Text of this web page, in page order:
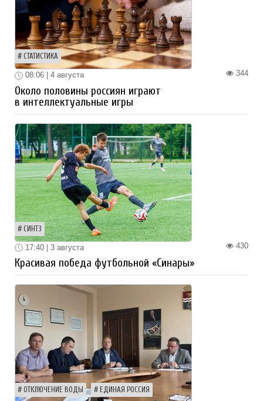
СТАТИСТИКА
344
08:06 | 4 августа
Около половины россиян играют
в интеллектуальные игры
СИНТЗ
430
17:40 | 3 августа
Красивая победа футбольной «Синары»
ОТКЛЮЧЕНИЕ ВОДЫ ЕДИНАЯ РОССИЯ